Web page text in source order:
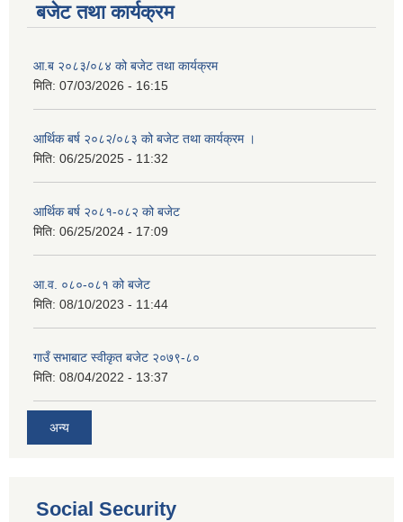
बजेट तथा कार्यक्रम
आ.ब २०८३/०८४ को बजेट तथा कार्यक्रम
मिति: 07/03/2026 - 16:15
आर्थिक बर्ष २०८२/०८३ को बजेट तथा कार्यक्रम ।
मिति: 06/25/2025 - 11:32
आर्थिक बर्ष २०८१-०८२ को बजेट
मिति: 06/25/2024 - 17:09
आ.व. ०८०-०८१ को बजेट
मिति: 08/10/2023 - 11:44
गाउँ सभाबाट स्वीकृत बजेट २०७९-८०
मिति: 08/04/2022 - 13:37
अन्य
Social Security